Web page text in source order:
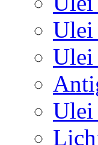
Ulei
Ulei
Ulei